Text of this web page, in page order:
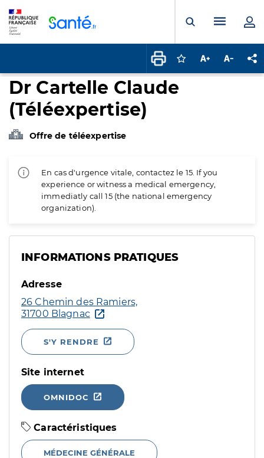
Ouvrir laMenu
Connectez-vous
Augmenter la
Dr Cartelle Claude
(Téléexpertise)
Offre de téléexpertise
En cas d'urgence vitale, contactez le 15. If you
experience or witness a medical emergency,
immediatly call 15 (the national emergency
organization).
INFORMATIONS PRATIQUES
Adresse
26 Chemin des Ramiers,
31700 Blagnac
S'Y RENDRE
Site internet
OMNIDOC
Caractéristiques
MÉDECINE GÉNÉRALE